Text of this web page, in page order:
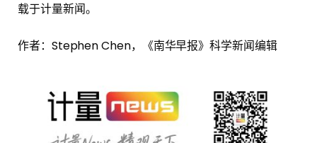
载于计量新闻。
作者：Stephen Chen，《南华早报》科学新闻编辑